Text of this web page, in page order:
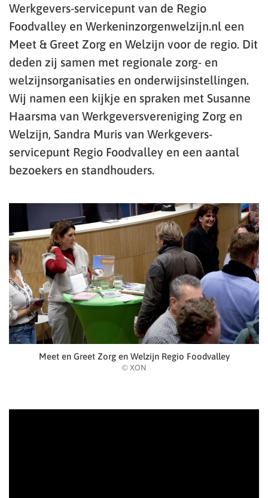
Werkgevers-servicepunt van de Regio
Foodvalley en Werkeninzorgenwelzijn.nl een
Meet & Greet Zorg en Welzijn voor de regio. Dit
deden zij samen met regionale zorg- en
welzijnsorganisaties en onderwijsinstellingen.
Wij namen een kijkje en spraken met Susanne
Haarsma van Werkgeversvereniging Zorg en
Welzijn, Sandra Muris van Werkgevers-
servicepunt Regio Foodvalley en een aantal
bezoekers en standhouders.
Meet en Greet Zorg en Welzijn Regio Foodvalley
© XON